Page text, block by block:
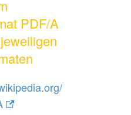
(3/3)
(2/3)
optimieren
PDF/A